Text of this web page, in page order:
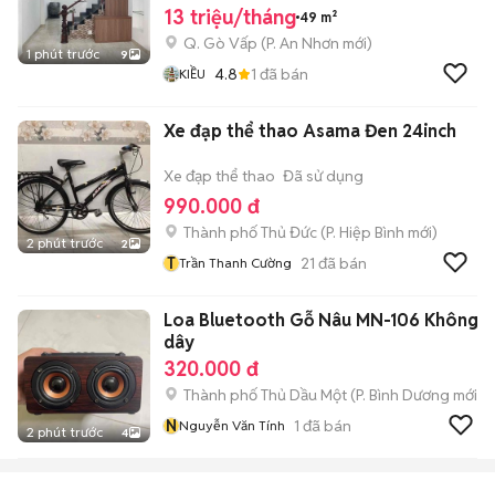
1 phút trước 9
13 triệu/tháng 49 m²
Q. Gò Vấp (P. An Nhơn mới)
KIỀU 4.8 1 đã bán
2 phút trước 2
Xe đạp thể thao Asama Đen 24inch
Xe đạp thể thao Đã sử dụng
990.000 đ
Thành phố Thủ Đức (P. Hiệp Bình mới)
T Trần Thanh Cường 21 đã bán
2 phút trước 4
Loa Bluetooth Gỗ Nâu MN-106 Không
dây
320.000 đ
Thành phố Thủ Dầu Một (P. Bình Dương mới)
NNguyễn Văn Tính 1 đã bán